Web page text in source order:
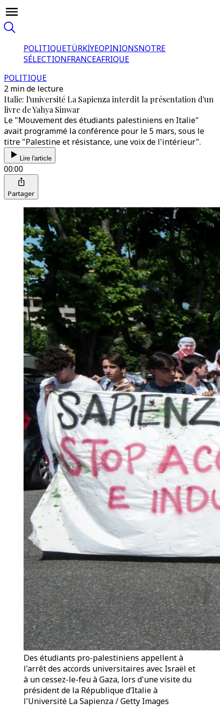
POLITIQUETÜRKİYEOPINIONSNOTRE
SÉLECTIONFRANCEAFRIQUE
POLITIQUE
2 min de lecture
Italie: l'université La Sapienza interdit la présentation d'un
livre de Yahya Sinwar
Le "Mouvement des étudiants palestiniens en Italie"
avait programmé la conférence pour le 5 mars, sous le
titre "Palestine et résistance, une voix de l'intérieur".
Lire l'article
00:00
Partager
Des étudiants pro-palestiniens appellent à
l'arrêt des accords universitaires avec Israël et
à un cessez-le-feu à Gaza, lors d'une visite du
président de la République d’Italie à
l'Université La Sapienza / Getty Images